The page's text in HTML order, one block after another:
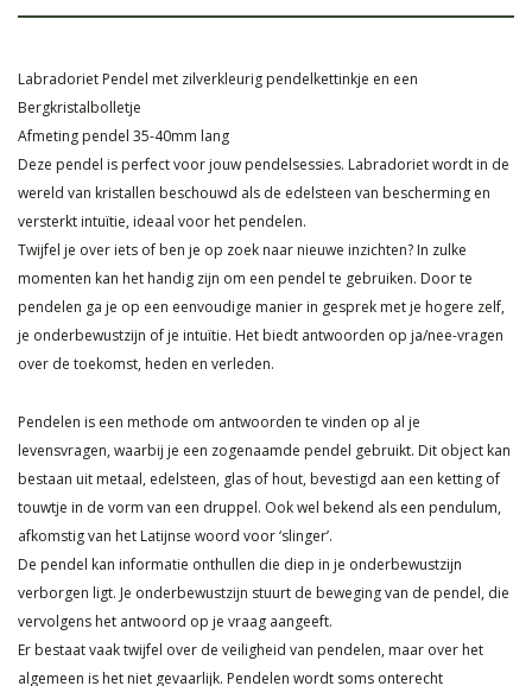
Labradoriet Pendel met zilverkleurig pendelkettinkje en een
Bergkristalbolletje
Afmeting pendel 35-40mm lang
Deze pendel is perfect voor jouw pendelsessies. Labradoriet wordt in de
wereld van kristallen beschouwd als de edelsteen van bescherming en
versterkt intuïtie, ideaal voor het pendelen.
Twijfel je over iets of ben je op zoek naar nieuwe inzichten? In zulke
momenten kan het handig zijn om een pendel te gebruiken. Door te
pendelen ga je op een eenvoudige manier in gesprek met je hogere zelf,
je onderbewustzijn of je intuïtie. Het biedt antwoorden op ja/nee-vragen
over de toekomst, heden en verleden.
Pendelen is een methode om antwoorden te vinden op al je
levensvragen, waarbij je een zogenaamde pendel gebruikt. Dit object kan
bestaan uit metaal, edelsteen, glas of hout, bevestigd aan een ketting of
touwtje in de vorm van een druppel. Ook wel bekend als een pendulum,
afkomstig van het Latijnse woord voor ‘slinger’.
De pendel kan informatie onthullen die diep in je onderbewustzijn
verborgen ligt. Je onderbewustzijn stuurt de beweging van de pendel, die
vervolgens het antwoord op je vraag aangeeft.
Er bestaat vaak twijfel over de veiligheid van pendelen, maar over het
algemeen is het niet gevaarlijk. Pendelen wordt soms onterecht